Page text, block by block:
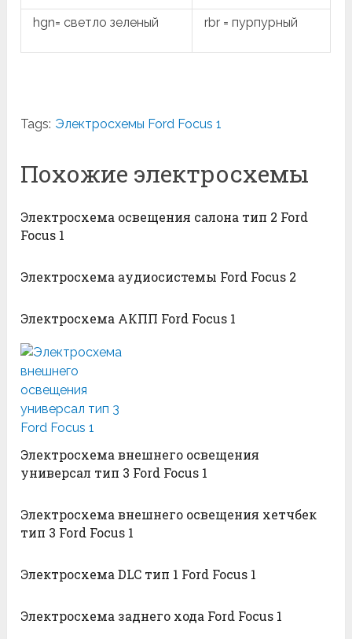
hgn= светло зеленый rbr = пурпурный
Tags: Электросхемы Ford Focus 1
Похожие электросхемы
Электросхема освещения салона тип 2 Ford
Focus 1
Электросхема аудиосистемы Ford Focus 2
Электросхема АКПП Ford Focus 1
Электросхема внешнего освещения
универсал тип 3 Ford Focus 1
Электросхема внешнего освещения хетчбек
тип 3 Ford Focus 1
Электросхема DLC тип 1 Ford Focus 1
Электросхема заднего хода Ford Focus 1